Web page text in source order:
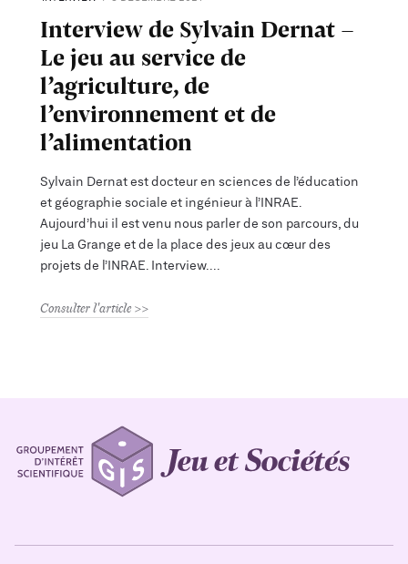
Interview de Sylvain Dernat -
Le jeu au service de
l’agriculture, de
l’environnement et de
l’alimentation
Sylvain Dernat est docteur en sciences de l’éducation
et géographie sociale et ingénieur à l’INRAE.
Aujourd’hui il est venu nous parler de son parcours, du
jeu La Grange et de la place des jeux au cœur des
projets de l’INRAE. Interview.
Consulter l'article